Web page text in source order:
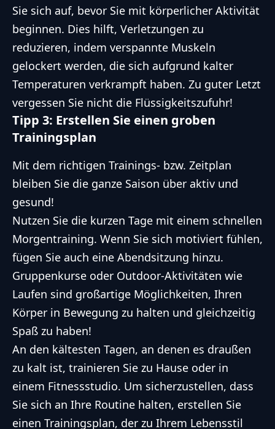
Sie sich auf, bevor Sie mit körperlicher Aktivität
beginnen. Dies hilft, Verletzungen zu
reduzieren, indem verspannte Muskeln
gelockert werden, die sich aufgrund kalter
Temperaturen verkrampft haben. Zu guter Letzt
vergessen Sie nicht die Flüssigkeitszufuhr!
Tipp 3: Erstellen Sie einen groben
Trainingsplan
Mit dem richtigen Trainings- bzw. Zeitplan
bleiben Sie die ganze Saison über aktiv und
gesund!
Nutzen Sie die kurzen Tage mit einem schnellen
Morgentraining. Wenn Sie sich motiviert fühlen,
fügen Sie auch eine Abendsitzung hinzu.
Gruppenkurse oder Outdoor-Aktivitäten wie
Laufen sind großartige Möglichkeiten, Ihren
Körper in Bewegung zu halten und gleichzeitig
Spaß zu haben!
An den kältesten Tagen, an denen es draußen
zu kalt ist, trainieren Sie zu Hause oder in
einem Fitnessstudio. Um sicherzustellen, dass
Sie sich an Ihre Routine halten, erstellen Sie
einen Trainingsplan, der zu Ihrem Lebensstil